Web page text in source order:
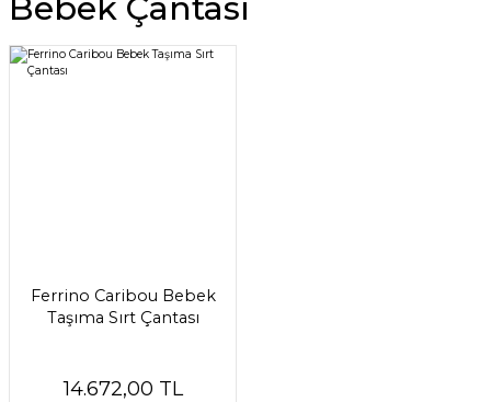
Bebek Çantası
Ferrino Caribou Bebek
Taşıma Sırt Çantası
14.672,00 TL